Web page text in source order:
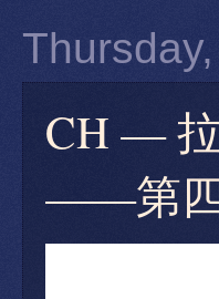
CH —
——第四